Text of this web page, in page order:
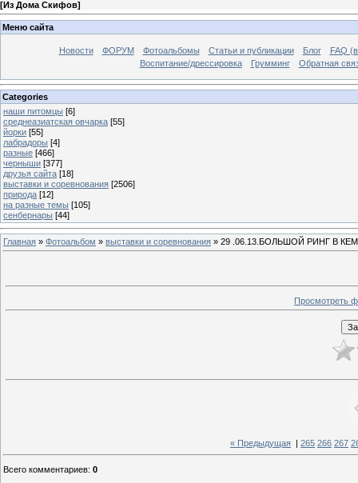
[Из Дома Скифов]
Меню сайта
Новости ФОРУМ Фотоальбомы Статьи и публикации Блог
FAQ
Воспитание/дрессировка
Грумминг Обратная
Categories
наши питомцы [6]
среднеазиатская овчарка [55]
йорки [55]
лабрадоры [4]
разные [466]
черныши [377]
друзья сайта [18]
выставки и соревнования [2506]
природа [12]
на разные темы [105]
сенбернары [44]
Главная » Фотоальбом » выставки и соревнования » 29 .06.13.БОЛЬШОЙ РИНГ В
Просмотреть
« Предыдущая | 265 266 267
Всего комментариев: 0